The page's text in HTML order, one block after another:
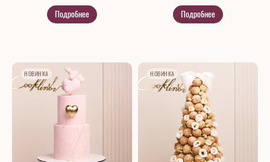
Подробнее Подробнее
НОВИНКА НОВИНКА